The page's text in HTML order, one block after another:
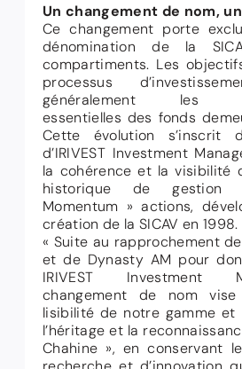
Un changement de nom,
Ce changement porte
dénomination de la
compartiments. Les
processus
généralement les
essentielles des fonds
Cette évolution s’inscrit
d’IRIVEST Investment
la cohérence et la visibilité
historique de gestion
Momentum » actions,
création de la SICAV en 1998.
« Suite au rapprochement
et de Dynasty AM pour
IRIVEST Investment
changement de nom
lisibilité de notre gamme
l’héritage et la
Chahine », en conservant